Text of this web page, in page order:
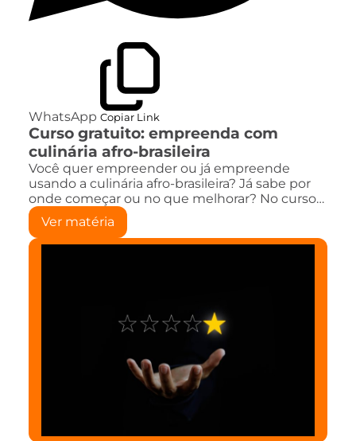
WhatsApp Copiar Link
Curso gratuito: empreenda com
culinária afro-brasileira
Você quer empreender ou já empreende
usando a culinária afro-brasileira? Já sabe por
onde começar ou no que melhorar? No curso…
Ver matéria